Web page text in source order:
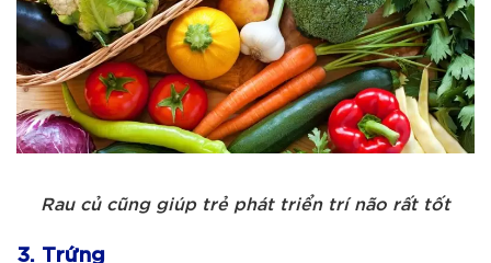
Rau củ cũng giúp trẻ phát triển trí não rất tốt
3. Trứng